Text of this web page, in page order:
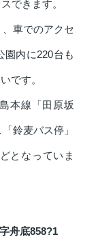
できます。
車でのアクセ
園内に220台も
です。
本線「田原坂
鈴麦バス停」
となっていま
舟底858?1